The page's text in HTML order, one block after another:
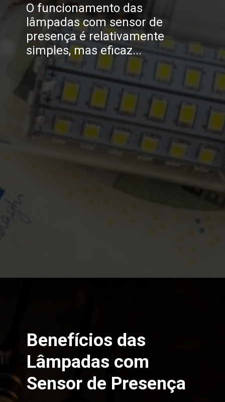
O funcionamento das
lâmpadas com sensor de
presença é relativamente
simples, mas eficaz...
Benefícios das
Lâmpadas com
Sensor de Presença